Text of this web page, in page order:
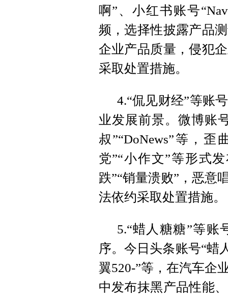
啊”、小红书账号
频，选择性披露产品
企业产品质量，侵犯
采取处置措施。
4.“侃见财经”等账
业发展前景。微博账
叔”“DoNews”等，
党”“小作文”等形式
跌”“销量溃败”，恶意
法依约采取处置措施。
5.“蜡人糖糖”等账
序。今日头条账号“蜡
翼520-”等，在汽车企
中发布抹黑产品性能